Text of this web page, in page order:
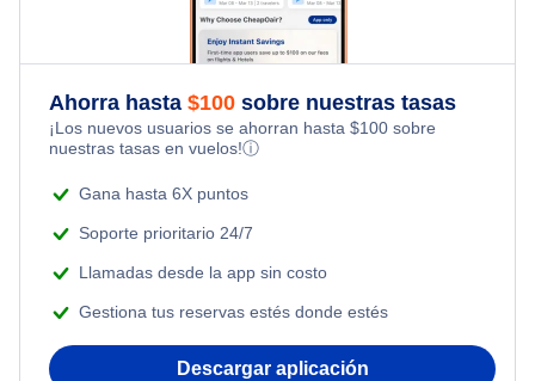
Ahorra hasta $100 sobre nuestras tasas
¡Los nuevos usuarios se ahorran hasta $100 sobre
nuestras tasas en vuelos!ⓘ
Gana hasta 6X puntos
Soporte prioritario 24/7
Llamadas desde la app sin costo
Gestiona tus reservas estés donde estés
Descargar aplicación